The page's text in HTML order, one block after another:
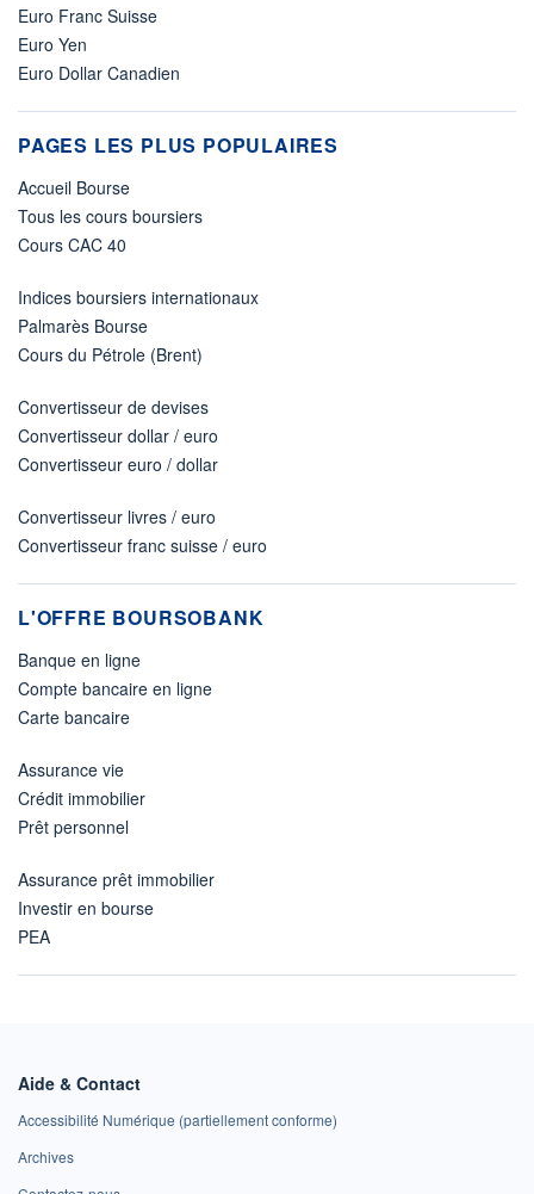
Euro Franc Suisse
Euro Yen
Euro Dollar Canadien
PAGES LES PLUS POPULAIRES
Accueil Bourse
Tous les cours boursiers
Cours CAC 40
Indices boursiers internationaux
Palmarès Bourse
Cours du Pétrole (Brent)
Convertisseur de devises
Convertisseur dollar / euro
Convertisseur euro / dollar
Convertisseur livres / euro
Convertisseur franc suisse / euro
L'OFFRE BOURSOBANK
Banque en ligne
Compte bancaire en ligne
Carte bancaire
Assurance vie
Crédit immobilier
Prêt personnel
Assurance prêt immobilier
Investir en bourse
PEA
Aide & Contact
Accessibilité Numérique (partiellement conforme)
Archives